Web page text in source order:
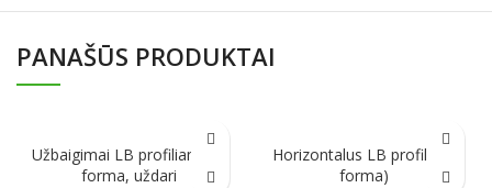
PANAŠŪS PRODUKTAI
Užbaigimai LB profiliams, L
forma, uždari
Horizontalus LB profilis (L
forma)